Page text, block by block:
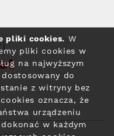
pliki cookies. W
pliki cookies w
na najwyższym
do
z witryny bez
oznacza, że
urządzeniu
w każdym